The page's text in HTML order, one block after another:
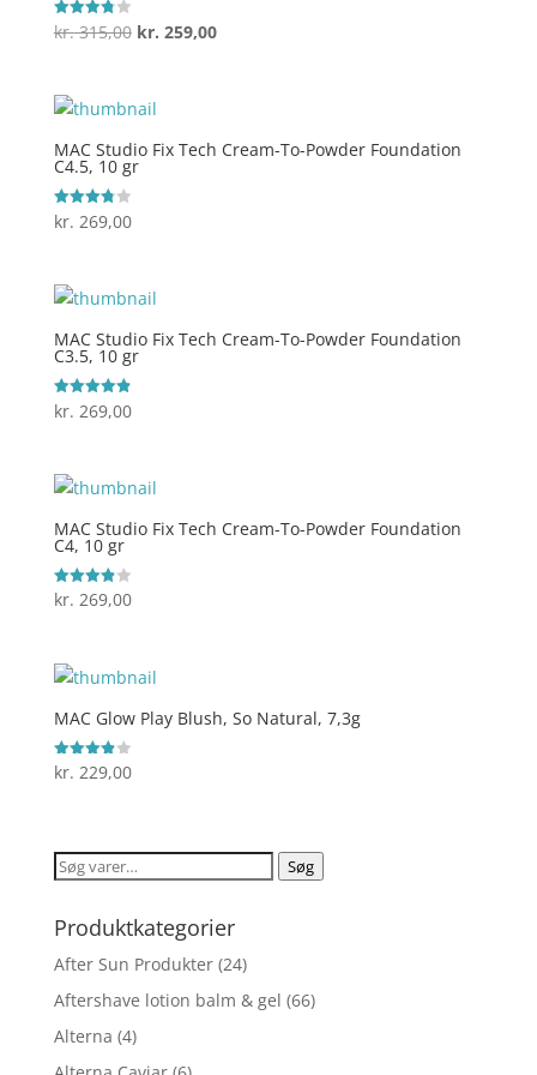
Vurderet
3.8
kr.315,00 Den
var:
kr. 315,00.
kr. 259,00Den
kr. 259,00.
MAC Studio Fix Tech Cream-To-Powder Foundation
C4.5, 10 gr
Vurderet
3.8
kr. 269,00
MAC Studio Fix Tech Cream-To-Powder Foundation
C3.5, 10 gr
Vurderet
4.9
kr. 269,00
MAC Studio Fix Tech Cream-To-Powder Foundation
C4, 10 gr
Vurderet
3.9
kr. 269,00
MAC Glow Play Blush, So Natural, 7,3g
Vurderet
3.9
kr. 229,00
Søg
Søg
Produktkategorier
After Sun Produkter (24)
Aftershave lotion balm & gel (66)
Alterna (4)